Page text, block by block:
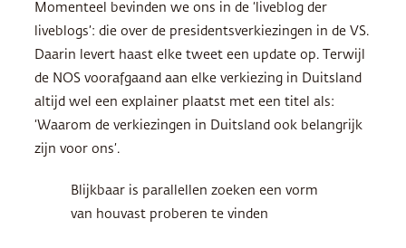
Momenteel bevinden we ons in de ‘liveblog der
liveblogs’: die over de presidentsverkiezingen in de VS.
Daarin levert haast elke tweet een update op. Terwijl
de NOS voorafgaand aan elke verkiezing in Duitsland
altijd wel een explainer plaatst met een titel als:
‘Waarom de verkiezingen in Duitsland ook belangrijk
zijn voor ons’.
Blijkbaar is parallellen zoeken een vorm
van houvast proberen te vinden